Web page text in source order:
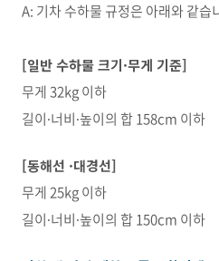
A: 기차 수하물 규정은 아래와 같습
[일반 수하물 크기·무게 기준]
무게 32kg 이하
길이∙너비∙높이의 합 158cm 이하
[동해선 ·대경선]
무게 25kg 이하
길이∙너비∙높이의 합 150cm 이하